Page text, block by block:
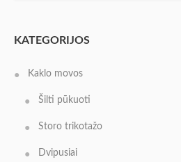
KATEGORIJOS
Kaklo movos
Šilti pūkuoti
Storo trikotažo
Dvipusiai